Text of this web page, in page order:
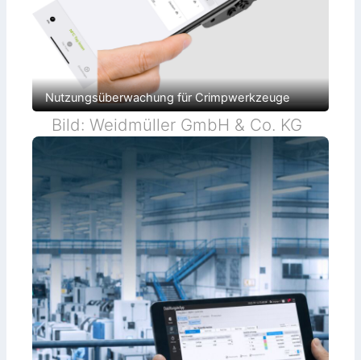
Nutzungsüberwachung für Crimpwerkzeuge
Bild: Weidmüller GmbH & Co. KG